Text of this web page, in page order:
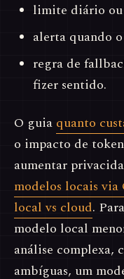
limite diário ou
alerta quando
regra de
fizer sentido.
O guia quanto
o impacto de
aumentar
modelos locais via
local vs cloud.
modelo local
análise complexa,
ambíguas, um